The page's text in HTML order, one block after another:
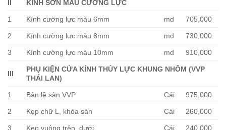
II KÍNH SƠN MÀU CƯỜNG LỰC
1 Kính cường lực màu 6mm md 705,000
2 Kính cường lực màu 8mm md 730,000
3 Kính cường lực màu 10mm md 910,000
III
PHỤ KIỆN CỬA KÍNH THỦY LỰC KHUNG NHÔM (VVP
THÁI LAN)
1 Bản lề sàn VVP Cái 975,000
2 Kẹp chữ L, khóa sàn Cái 260,000
3 Kẹp vuông trên, dưới Cái 240,000